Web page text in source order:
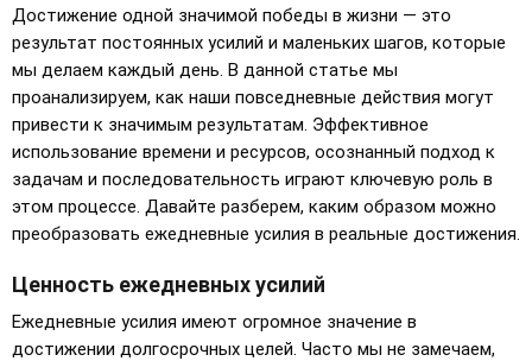
Достижение одной значимой победы в жизни — это
результат постоянных усилий и маленьких шагов, которые
мы делаем каждый день. В данной статье мы
проанализируем, как наши повседневные действия могут
привести к значимым результатам. Эффективное
использование времени и ресурсов, осознанный подход к
задачам и последовательность играют ключевую роль в
этом процессе. Давайте разберем, каким образом можно
преобразовать ежедневные усилия в реальные достижения.
Ценность ежедневных усилий
Ежедневные усилия имеют огромное значение в
достижении долгосрочных целей. Часто мы не замечаем,